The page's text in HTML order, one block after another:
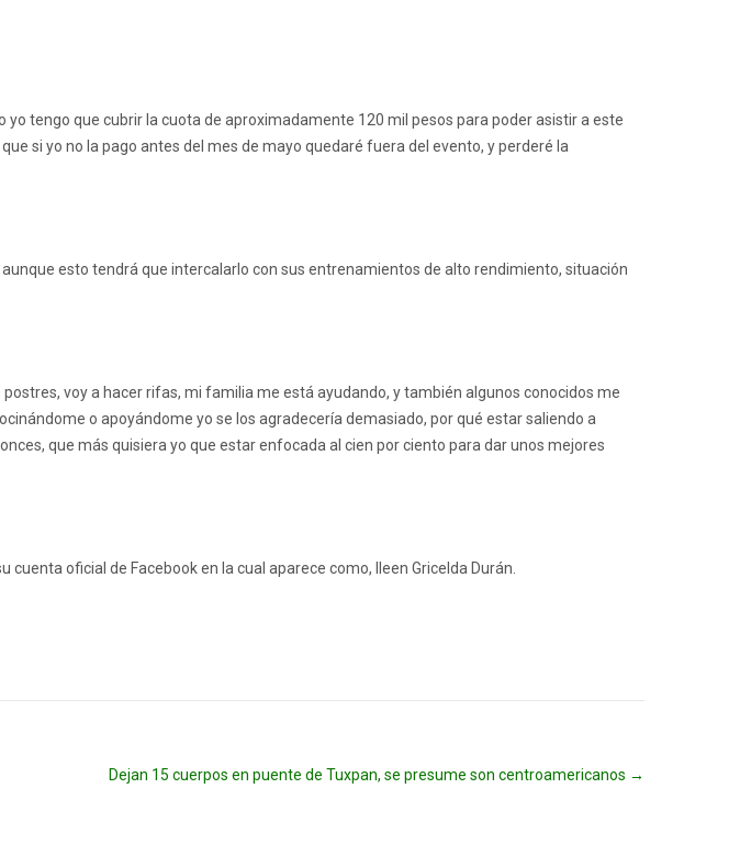
tengo que cubrir la cuota de aproximadamente 120 mil pesos para poder asistir a este
si yo no la pago antes del mes de mayo quedaré fuera del evento, y perderé la
esto tendrá que intercalarlo con sus entrenamientos de alto rendimiento, situación
voy a hacer rifas, mi familia me está ayudando, y también algunos conocidos me
o apoyándome yo se los agradecería demasiado, por qué estar saliendo a
que más quisiera yo que estar enfocada al cien por ciento para dar unos mejores
oficial de Facebook en la cual aparece como, Ileen Gricelda Durán.
Dejan 15 cuerpos en puente de Tuxpan, se presume son centroamericanos →